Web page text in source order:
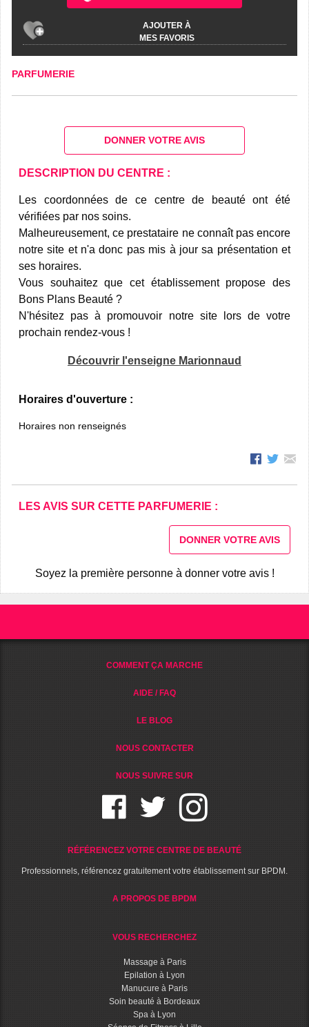
AJOUTER À
MES FAVORIS
PARFUMERIE
DONNER VOTRE AVIS
DESCRIPTION DU CENTRE :
Les coordonnées de ce centre de beauté ont été
vérifiées par nos soins.
Malheureusement, ce prestataire ne connaît pas encore
notre site et n'a donc pas mis à jour sa présentation et
ses horaires.
Vous souhaitez que cet établissement propose des
Bons Plans Beauté ?
N'hésitez pas à promouvoir notre site lors de votre
prochain rendez-vous !
Découvrir l'enseigne Marionnaud
Horaires d'ouverture :
Horaires non renseignés
LES AVIS SUR CETTE PARFUMERIE :
DONNER VOTRE AVIS
Soyez la première personne à donner votre avis !
COMMENT ÇA MARCHE
AIDE / FAQ
LE BLOG
NOUS CONTACTER
NOUS SUIVRE SUR
RÉFÉRENCEZ VOTRE CENTRE DE BEAUTÉ
Professionnels, référencez gratuitement votre établissement sur BPDM.
A PROPOS DE BPDM
VOUS RECHERCHEZ
Massage à Paris
Epilation à Lyon
Manucure à Paris
Soin beauté à Bordeaux
Spa à Lyon